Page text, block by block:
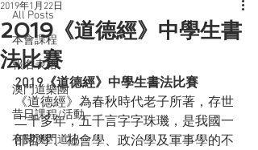
All Posts
本會課程
報名表格
澳門道樂團
昔日課程/活動
有關澳門道協
2019《道德經》中學生書
法比賽
2019年1月22日
2019《道德經》中學生書法比賽
《道德經》為春秋時代老子所著，存世
二千多年，五千言字字珠璣，是我國一
部哲學、社會學、政治學及軍事學的不